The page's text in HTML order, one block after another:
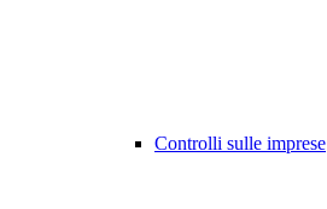
Controlli sulle imprese